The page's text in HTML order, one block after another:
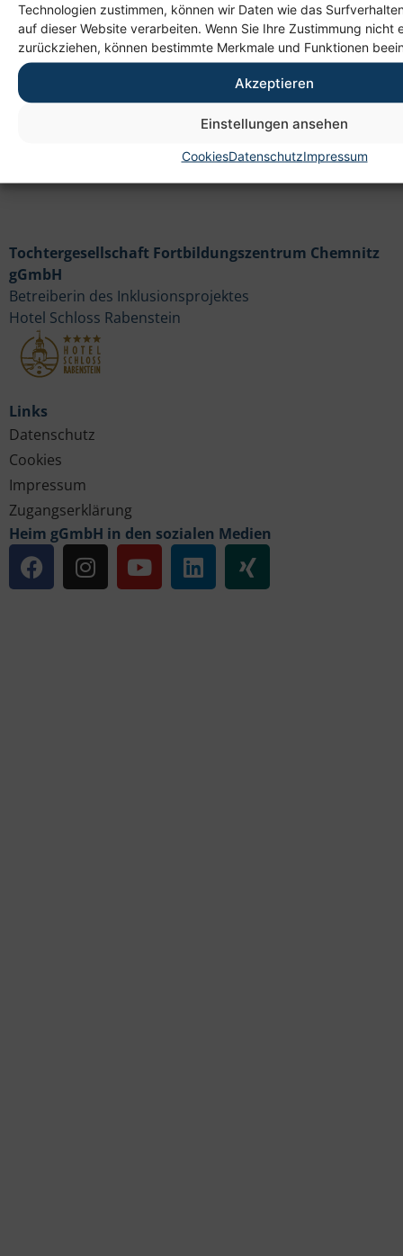
Technologien zustimmen, können wir Daten wie das
auf dieser Website verarbeiten. Wenn Sie Ihre Zustimmung nicht
zurückziehen, können bestimmte Merkmale und Funktionen
Akzeptieren
Einstellungen ansehen
CookiesDatenschutzImpressum
Heim gemeinnützige GmbH
Lichtenauer Weg 1
09114 Chemnitz
Links
Datenschutz
Cookies
Impressum
Zugangserklärung
Heim gGmbH in den sozialen Medien
Tochtergesellschaft Fortbildungszentrum Chemnitz
gGmbH
Betreiberin des Inklusionsprojektes
Hotel Schloss Rabenstein